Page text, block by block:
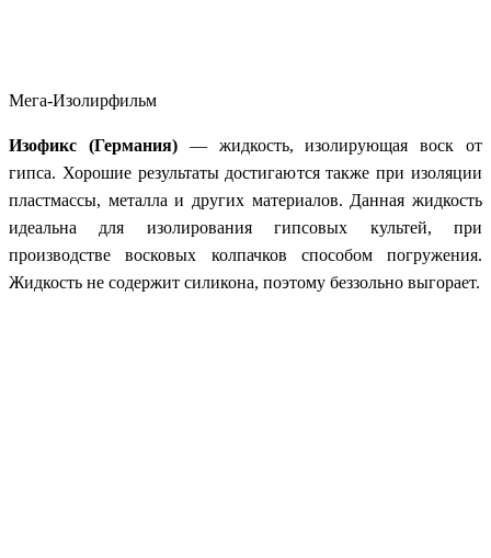
Мега-Изолирфильм
Изофикс (Германия)— жидкость, изолирующая воск от
гипса. Хорошие результаты достигаются также при изоляции
пластмассы, металла и других материалов. Данная жидкость
идеальна для изолирования гипсовых культей, при
производстве восковых колпачков способом погружения.
Жидкость не содержит силикона, поэтому беззольно выгорает.